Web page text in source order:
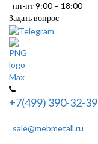
пн-пт 9:00 – 18:00
Задать вопрос
+7(499) 390-32-39
sale@mebmetall.ru